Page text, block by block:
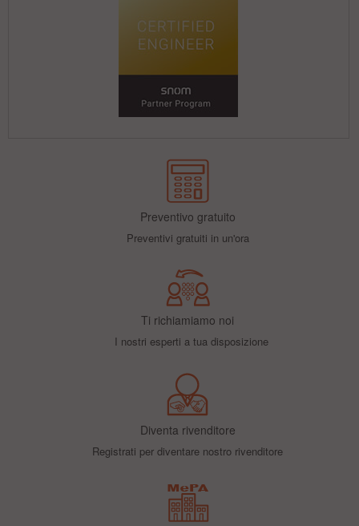
Preventivo gratuito
Preventivi gratuiti in un'ora
Ti richiamiamo noi
I nostri esperti a tua disposizione
Diventa rivenditore
Registrati per diventare nostro rivenditore